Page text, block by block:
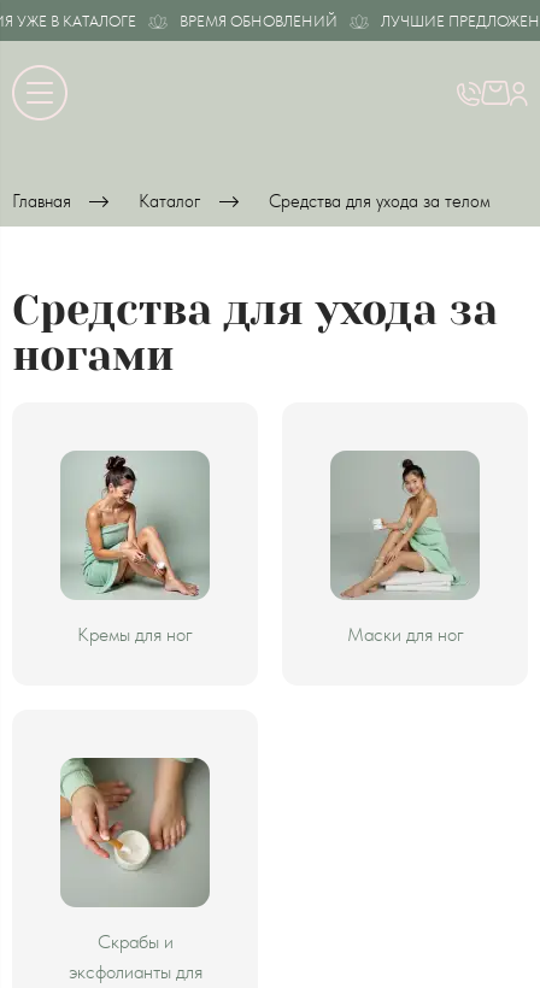
В КАТАЛОГЕ ВРЕМЯ ОБНОВЛЕНИЙ ЛУЧШИЕ ПРЕДЛОЖЕНИЯ
Главная Каталог Средства для ухода за телом
Средства для ухода за
ногами
Кремы для ног Маски для ног
Скрабы и
эксфолианты для